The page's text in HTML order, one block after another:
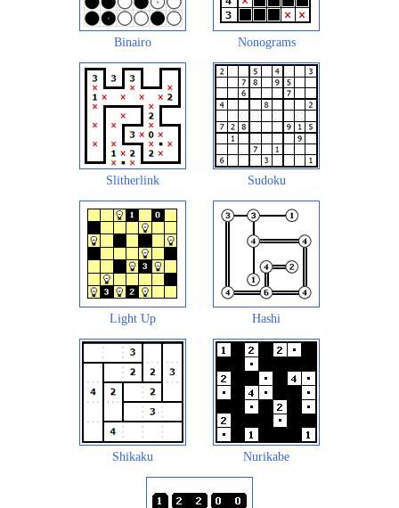
Binairo Nonograms
Slitherlink Sudoku
Light Up Hashi
Shikaku Nurikabe